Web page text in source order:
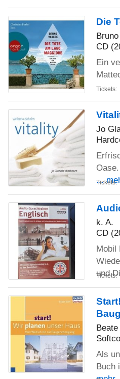
Die
CD
Ein
Tickets:
Jo
...
Tickets:
k. A.
CD
Mobil
und
Tickets:
Als
Buch